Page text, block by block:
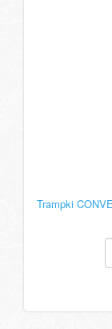
Trampki